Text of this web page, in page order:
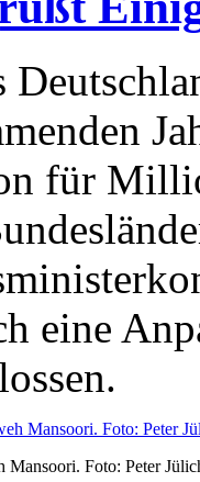
für
eine
Mansoori. Foto: Peter